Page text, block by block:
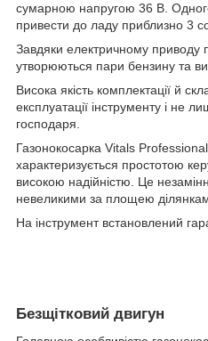
сумарною напругою 36 В.
привести до ладу приблизно 3
Завдяки електричному приводу
утворюються пари бензину та
Висока якість комплектації й
експлуатації інструменту і не
господаря.
Газонокосарка Vitals
характеризується простотою
високою надійністю. Це
невеликими за площею
На інструмент встановлений
Безщітковий двигун